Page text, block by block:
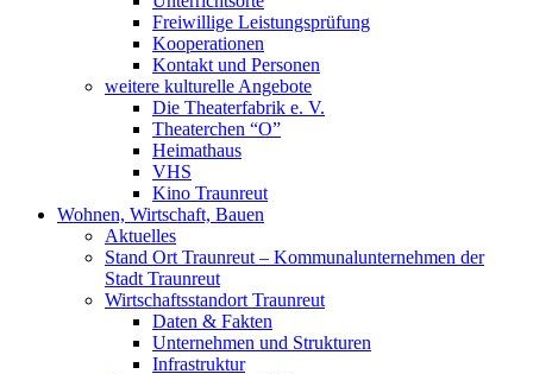
Freiwillige Leistungsprüfung
Kooperationen
Kontakt und Personen
weitere kulturelle Angebote
Die Theaterfabrik e. V.
Theaterchen “O”
Heimathaus
VHS
Kino Traunreut
Wohnen, Wirtschaft, Bauen
Aktuelles
Stand Ort Traunreut – Kommunalunternehmen der
Stadt Traunreut
Wirtschaftsstandort Traunreut
Daten & Fakten
Unternehmen und Strukturen
Infrastruktur